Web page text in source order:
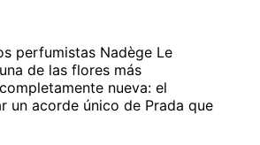
perfumistas Nadège Le
de las flores más
nueva: el
un acorde único de Prada que